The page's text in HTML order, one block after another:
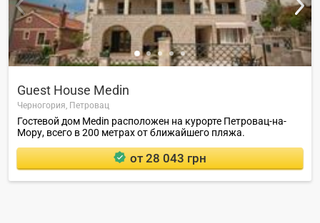
Guest House Medin
Черногория, Петровац
Гостевой дом Medin расположен на курорте Петровац-на-
Мору, всего в 200 метрах от ближайшего пляжа.
от 28 043 грн